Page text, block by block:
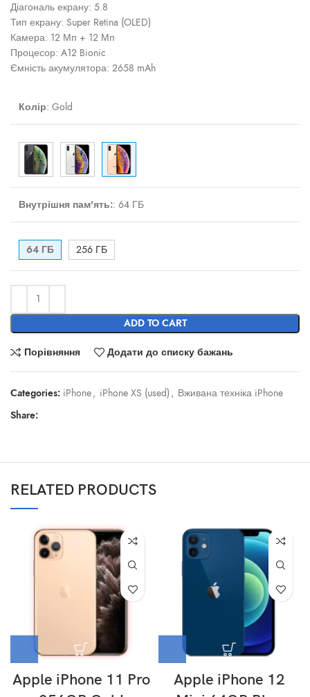
Діагональ екрану: 5.8
Тип екрану: Super Retina (OLED)
Камера: 12 Мп + 12 Мп
Процесор: A12 Bionic
Ємність акумулятора: 2658 mAh
Колір: Gold
Внутрішня пам'ять:: 64 ГБ
64 ГБ 256 ГБ
ADD TO CART
Порівняння Додати до списку бажань
Categories: iPhone, iPhone XS (used) , Вживана техніка iPhone
Share:
RELATED PRODUCTS
Apple iPhone 11 Pro
Apple iPhone 12